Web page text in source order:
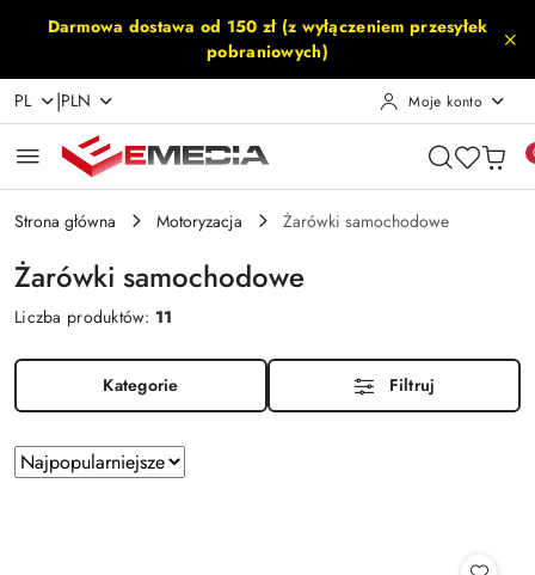
Przejdź do treści głównej
Przejdź do wyszukiwarki
Przejdź do moje konto
Przejdź do menu głównego
Przejdź do stopki
Darmowa dostawa od 150 zł (z wyłączeniem przesyłek
pobraniowych)
PL |PLN Moje konto
Strona główna Motoryzacja Żarówki samochodowe
Żarówki samochodowe
Liczba produktów: 11
Kategorie Filtruj
Zastosowano
sortowanie:
Sortuj
według